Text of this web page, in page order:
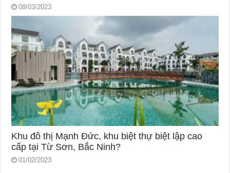
08/03/2023
Khu đô thị Mạnh Đức, khu biệt thự biệt lập cao
cấp tại Từ Sơn, Bắc Ninh?
01/02/2023